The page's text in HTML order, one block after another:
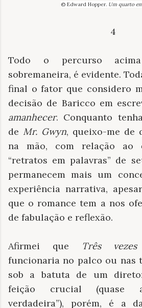
© Edward Hopper. Um quarto
4
Todo o percurso
sobremaneira, é evidente.
final o fator que considero
decisão de Baricco em
amanhecer. Conquanto
de Mr. Gwyn, queixo-me de
na mão, com relação ao
“retratos em palavras” de
permanecem mais um
experiência narrativa,
que o romance tem a nos
de fabulação e reflexão.
Afirmei que
Três
funcionaria no palco ou nas
sob a batuta de um
feição crucial (quase
verdadeira”), porém, é a